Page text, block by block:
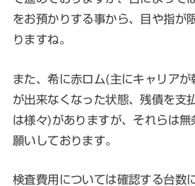
をお預かりする事から、目や指が
りますね。
また、希に赤ロム(主にキャリア
が出来なくなった状態、残債を支
は様々)がありますが、それらは
願いしております。
検査費用については確認する台数